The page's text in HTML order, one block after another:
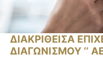
ΔΙΑΚΡΙΘΕΙΣΑ
ΔΙΑΓΩΝΙΣΜΟΥ ‘’